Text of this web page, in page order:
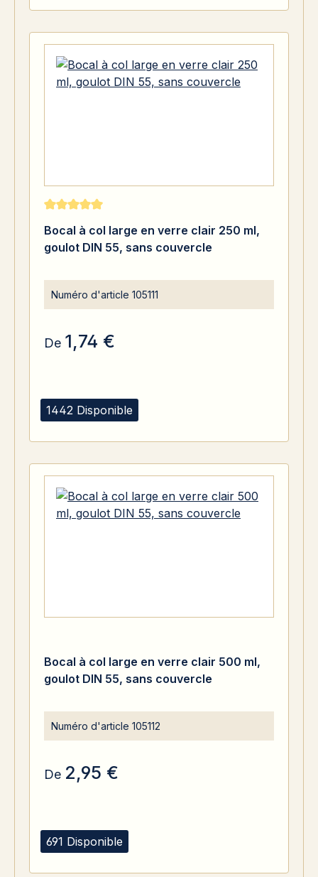
1442 Disponible
Note moyenne de 5 sur 5 étoiles
Bocal à col large en verre clair 250 ml,
goulot DIN 55, sans couvercle
Numéro d'article 105111
De 1,74 €
691 Disponible
Bocal à col large en verre clair 500 ml,
goulot DIN 55, sans couvercle
Numéro d'article 105112
De 2,95 €